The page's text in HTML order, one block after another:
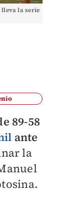
lleva la serie
89-58
ante
la